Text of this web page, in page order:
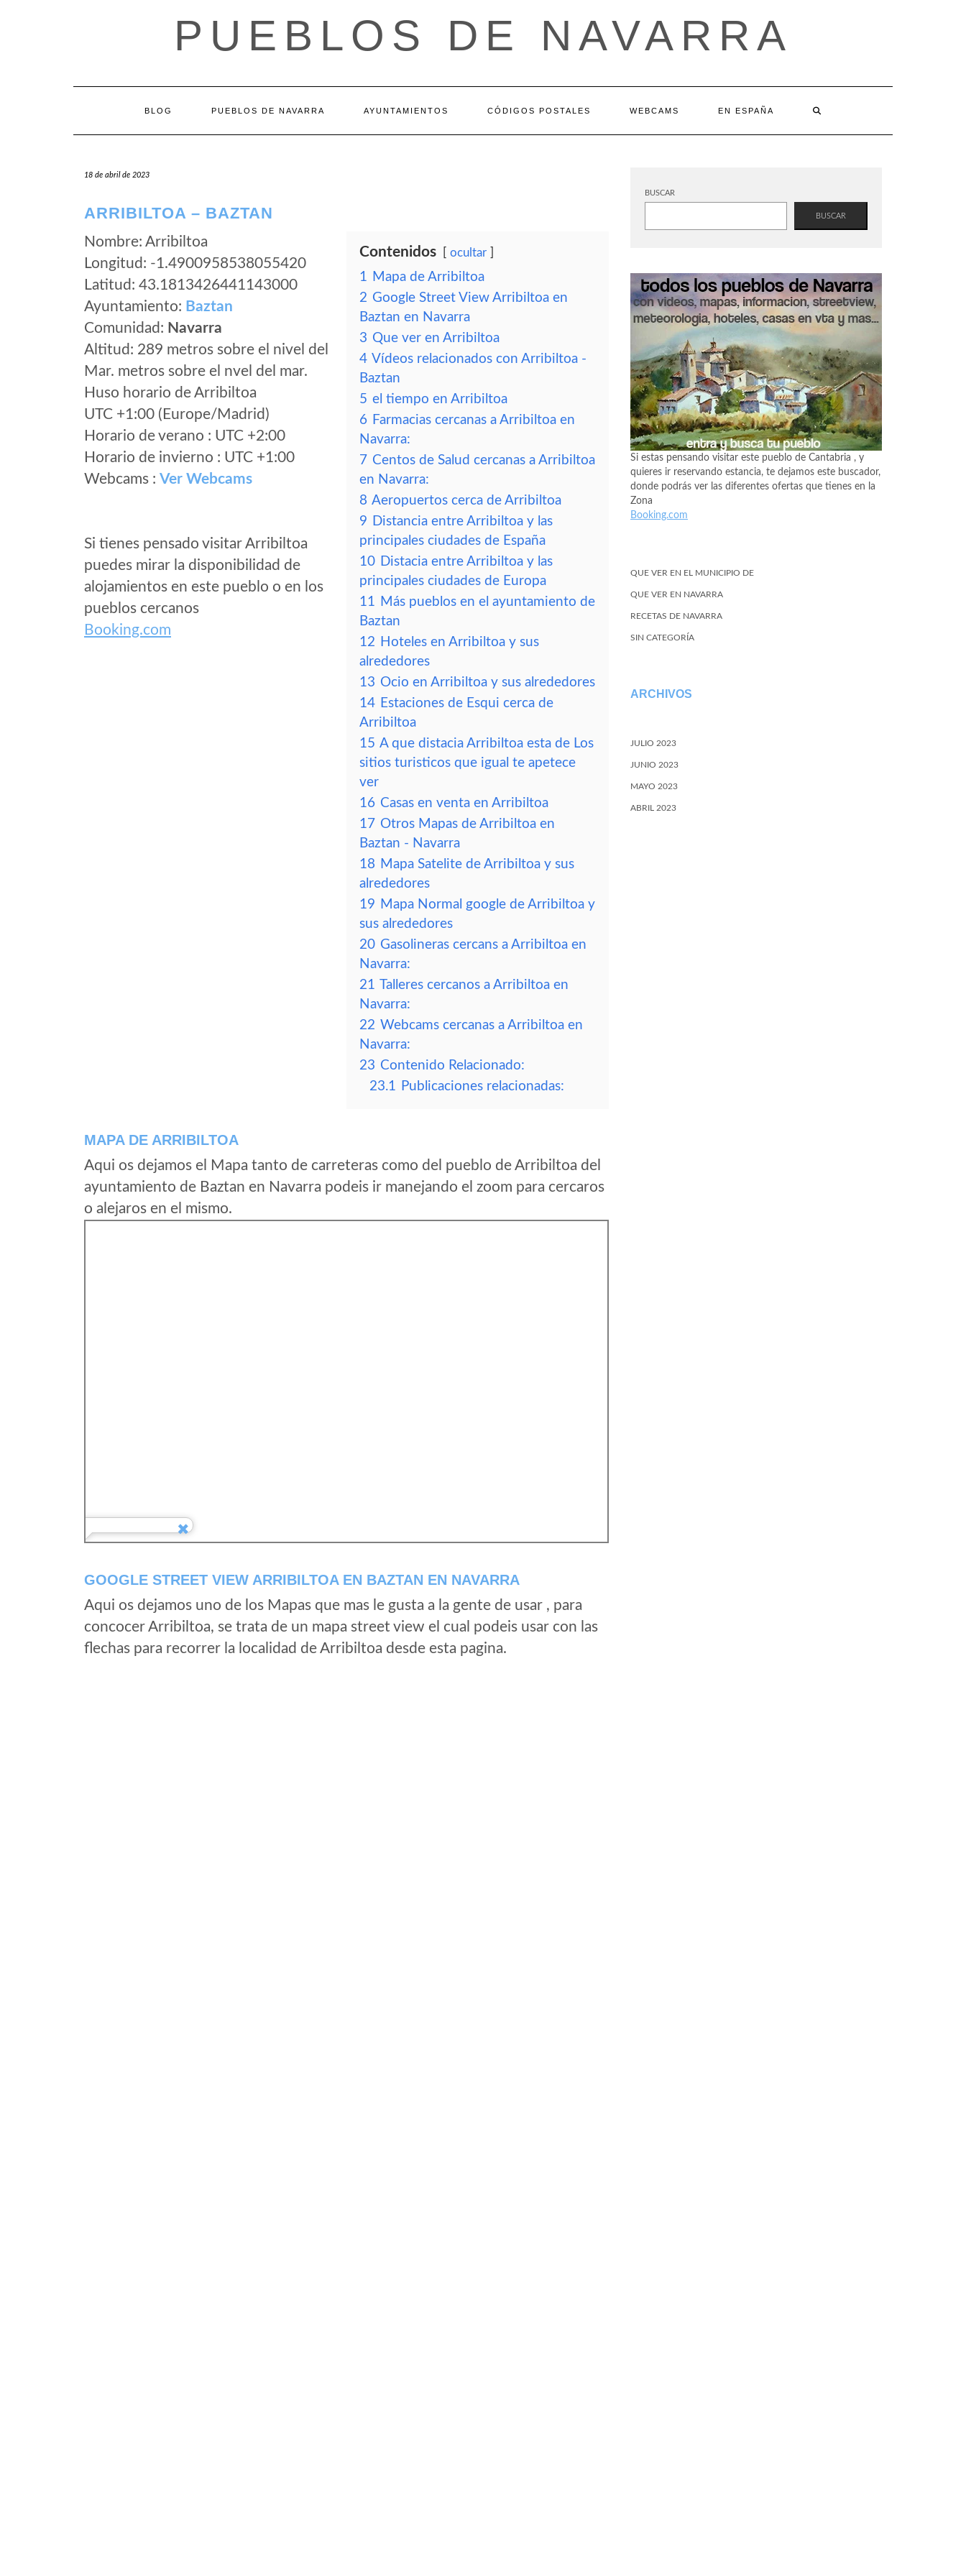
PUEBLOS DE NAVARRA
BLOG PUEBLOS DE NAVARRA AYUNTAMIENTOS CÓDIGOS POSTALES WEBCAMS EN ESPAÑA
18 de abril de 2023
ARRIBILTOA – BAZTAN
Nombre: Arribiltoa
Longitud: -1.4900958538055420
Latitud: 43.1813426441143000
Ayuntamiento: Baztan
Comunidad: Navarra
Altitud: 289 metros sobre el nivel del
Mar. metros sobre el nvel del mar.
Huso horario de Arribiltoa
UTC +1:00 (Europe/Madrid)
Horario de verano : UTC +2:00
Horario de invierno : UTC +1:00
Webcams : Ver Webcams
Si tienes pensado visitar Arribiltoa
puedes mirar la disponibilidad de
alojamientos en este pueblo o en los
pueblos cercanos
Booking.com
Contenidos ocultar
1 Mapa de Arribiltoa
2 Google Street View Arribiltoa en
Baztan en Navarra
3 Que ver en Arribiltoa
4 Vídeos relacionados con Arribiltoa -
Baztan
5 el tiempo en Arribiltoa
6 Farmacias cercanas a Arribiltoa en
Navarra:
7 Centos de Salud cercanas a Arribiltoa
en Navarra:
8 Aeropuertos cerca de Arribiltoa
9 Distancia entre Arribiltoa y las
principales ciudades de España
10 Distacia entre Arribiltoa y las
principales ciudades de Europa
11 Más pueblos en el ayuntamiento de
Baztan
12 Hoteles en Arribiltoa y sus
alrededores
13 Ocio en Arribiltoa y sus alrededores
14 Estaciones de Esqui cerca de
Arribiltoa
15 A que distacia Arribiltoa esta de Los
sitios turisticos que igual te apetece
ver
16 Casas en venta en Arribiltoa
17 Otros Mapas de Arribiltoa en
Baztan - Navarra
18 Mapa Satelite de Arribiltoa y sus
alrededores
19 Mapa Normal google de Arribiltoa y
sus alrededores
20 Gasolineras cercans a Arribiltoa en
Navarra:
21 Talleres cercanos a Arribiltoa en
Navarra:
22 Webcams cercanas a Arribiltoa en
Navarra:
23 Contenido Relacionado:
23.1 Publicaciones relacionadas:
MAPA DE ARRIBILTOA
Aqui os dejamos el Mapa tanto de carreteras como del pueblo de Arribiltoa del
ayuntamiento de Baztan en Navarra podeis ir manejando el zoom para cercaros
o alejaros en el mismo.
GOOGLE STREET VIEW ARRIBILTOA EN BAZTAN EN NAVARRA
Aqui os dejamos uno de los Mapas que mas le gusta a la gente de usar , para
concocer Arribiltoa, se trata de un mapa street view el cual podeis usar con las
flechas para recorrer la localidad de Arribiltoa desde esta pagina.
BUSCAR
BUSCAR
Si estas pensando visitar este pueblo de Cantabria , y
quieres ir reservando estancia, te dejamos este buscador,
donde podrás ver las diferentes ofertas que tienes en la
Zona
Booking.com
QUE VER EN EL MUNICIPIO DE
QUE VER EN NAVARRA
RECETAS DE NAVARRA
SIN CATEGORÍA
ARCHIVOS
JULIO 2023
JUNIO 2023
MAYO 2023
ABRIL 2023